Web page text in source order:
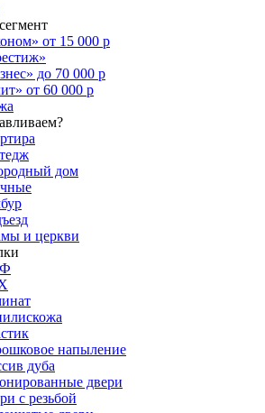
от 15 000 р
до 70 000 р
от 60 000 р
дом
и церкви
напыление
дуба
двери
с резьбой